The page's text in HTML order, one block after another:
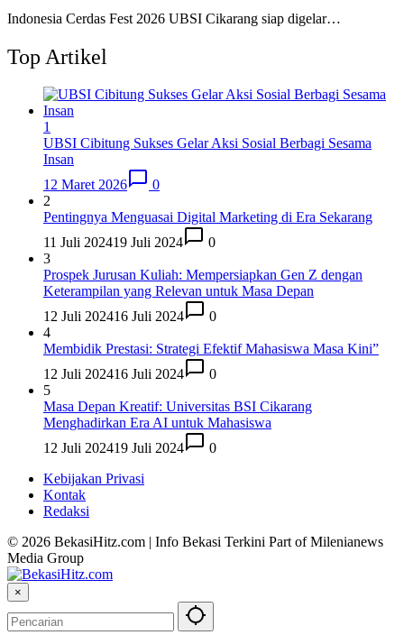
Indonesia Cerdas Fest 2026 UBSI Cikarang siap digelar…
Top Artikel
1
UBSI Cibitung Sukses Gelar Aksi Sosial Berbagi Sesama
Insan
12 Maret 2026
0
2
Pentingnya Menguasai Digital Marketing di Era Sekarang
11 Juli 202419 Juli 2024
0
3
Prospek Jurusan Kuliah: Mempersiapkan Gen Z dengan
Keterampilan yang Relevan untuk Masa Depan
12 Juli 202416 Juli 2024
0
4
Membidik Prestasi: Strategi Efektif Mahasiswa Masa Kini”
12 Juli 202416 Juli 2024
0
5
Masa Depan Kreatif: Universitas BSI Cikarang
Menghadirkan Era AI untuk Mahasiswa
12 Juli 202419 Juli 2024
0
Kebijakan Privasi
Kontak
Redaksi
© 2026 BekasiHitz.com | Info Bekasi Terkini Part of Milenianews
Media Group
×